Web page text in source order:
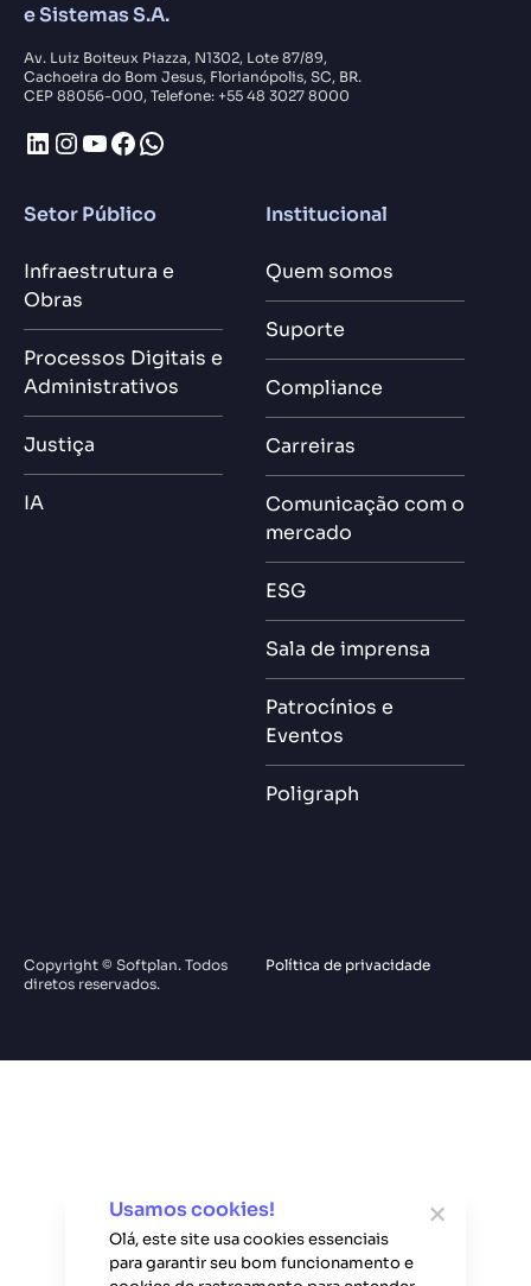
e Sistemas S.A.
Av. Luiz Boiteux Piazza, N1302, Lote 87/89,
Cachoeira do Bom Jesus, Florianópolis, SC, BR.
CEP 88056-000, Telefone: +55 48 3027 8000
LinkedIn
Instagram
Youtube
Facebook
WhatsApp
Setor Público
Infraestrutura e
Obras
Processos Digitais e
Administrativos
Justiça
IA
Institucional
Quem somos
Suporte
Compliance
Carreiras
Comunicação com o
mercado
ESG
Sala de imprensa
Patrocínios e
Eventos
Poligraph
Copyright © Softplan. Todos
diretos reservados.
Política de privacidade
Usamos cookies!
Olá, este site usa cookies essenciais
para garantir seu bom funcionamento e